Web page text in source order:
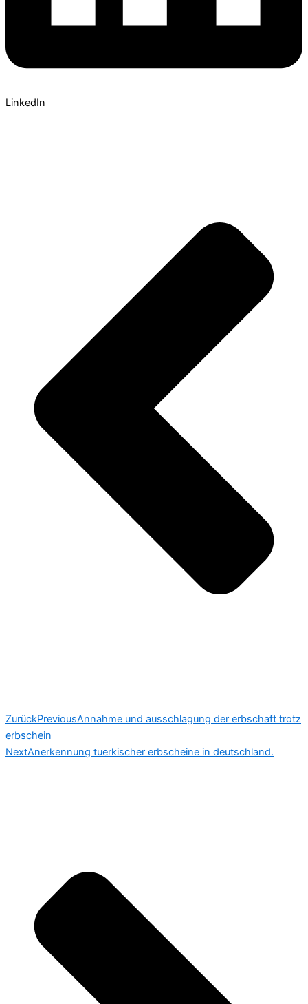
LinkedIn
ZurückPreviousAnnahme und ausschlagung der erbschaft trotz
erbschein
NextAnerkennung tuerkischer erbscheine in deutschland.